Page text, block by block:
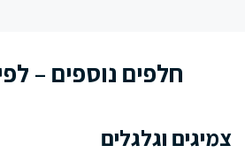
חלפים נוספים –
צמיגים וגלגלים